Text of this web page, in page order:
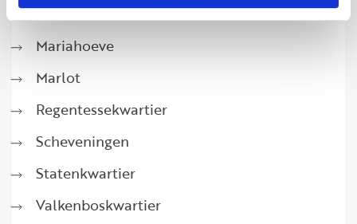
Loosduinen
Mariahoeve
Marlot
Regentessekwartier
Scheveningen
Statenkwartier
Valkenboskwartier